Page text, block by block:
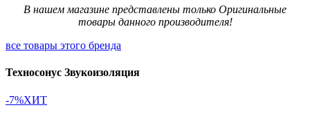
В нашем магазине представлены только Оригинальные
товары данного производителя!
все товары этого бренда
Техносонус Звукоизоляция
-7%ХИТ